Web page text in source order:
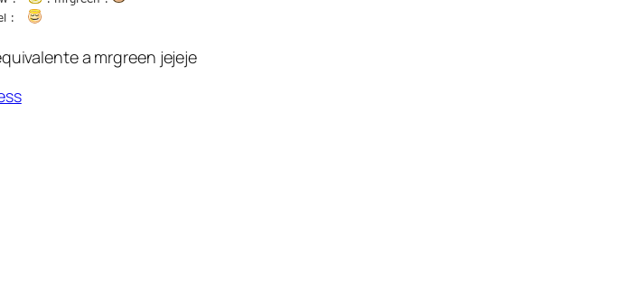
a mrgreen jejeje